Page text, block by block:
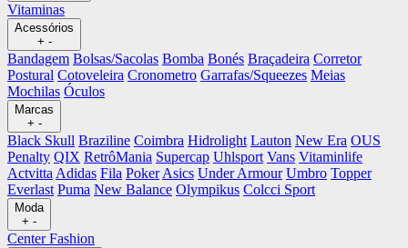
Vitaminas
Acessórios
+ -
Bandagem Bolsas/Sacolas Bomba Bonés Braçadeira Corretor
Postural Cotoveleira Cronometro Garrafas/Squeezes Meias
Mochilas Óculos
Marcas
+ -
Black Skull Braziline Coimbra Hidrolight Lauton New Era OUS
Penalty QIX RetrôMania Supercap Uhlsport Vans Vitaminlife
Actvitta Adidas Fila Poker Asics Under Armour Umbro Topper
Everlast Puma New Balance Olympikus Colcci Sport
Moda
+ -
Center Fashion